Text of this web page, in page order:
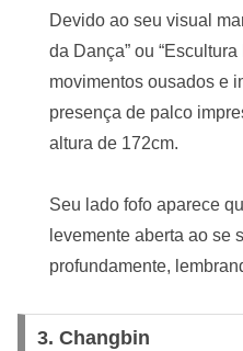
Devido ao seu visual
da Dança” ou
movimentos ousados e
presença de palco
altura de 172cm.
Seu lado fofo aparece
levemente aberta ao se
profundamente,
3. Changbin